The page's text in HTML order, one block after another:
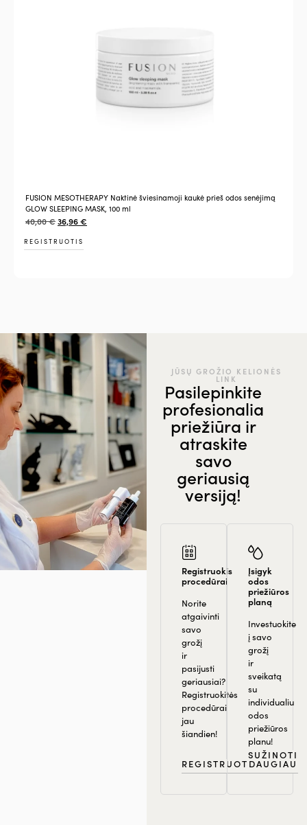
FUSION MESOTHERAPY Naktinė šviesinamoji kaukė prieš odos senėjimą
GLOW SLEEPING MASK, 100 ml
40,00€36,96€
REGISTRUOTIS
JŪSŲ GROŽIO KELIONĖS
LINK
Pasilepinkite
profesionalia
priežiūra ir
atraskite
savo
geriausią
versiją!
Registruokis
procedūrai
Norite
atgaivinti
savo
grožį
ir
pasijusti
geriausiai?
Registruokitės
procedūrai
jau
šiandien!
REGISTRUOTIS
Įsigyk
odos
priežiūros
planą
Investuokite
į savo
grožį
ir
sveikatą
su
individualiu
odos
priežiūros
planu!
SUŽINOTI
DAUGIAU